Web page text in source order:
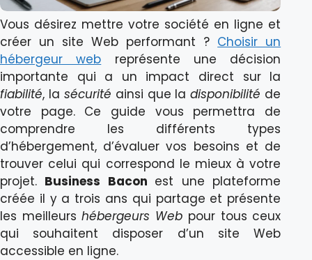
Vous désirez mettre votre société en ligne et
créer un site Web performant ? Choisir un
hébergeur web représente une décision
importante qui a un impact direct sur la
fiabilité, la sécurité ainsi que ladisponibilité de
votre page. Ce guide vous permettra de
comprendre les différents types
d’hébergement, d’évaluer vos besoins et de
trouver celui qui correspond le mieux à votre
projet. Business Bacon est une plateforme
créée il y a trois ans qui partage et présente
les meilleurshébergeurs Web pour tous ceux
qui souhaitent disposer d’un site Web
accessible en ligne.